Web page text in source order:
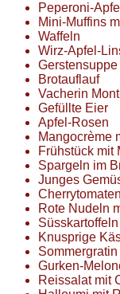
Peperoni-
Mini-Muffins
Waffeln
Wirz-Apfel-
Gerstensuppe
Brotauflauf
Vacherin
Gefüllte Eier
Apfel-Rosen
Mangocrème
Frühstück mit
Spargeln im
Junges
Rote Nudeln
Knusprige
Gurken-
Reissalat mit